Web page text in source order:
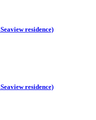
rеsidence)
rеsidence)